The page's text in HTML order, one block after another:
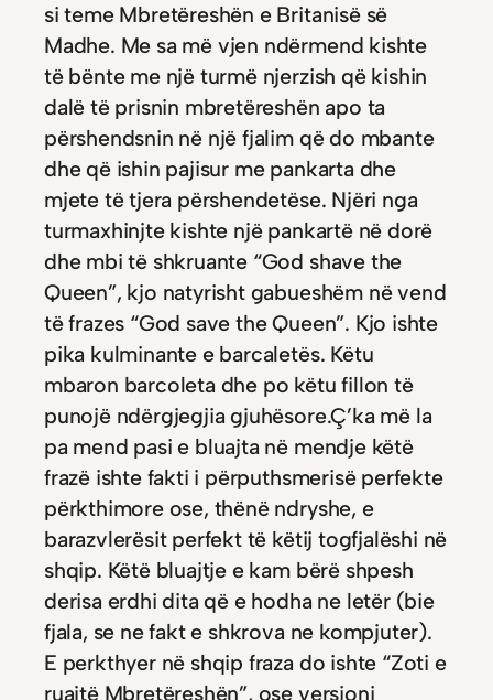
si teme Mbretëreshën e Britanisë së
Madhe. Me sa më vjen ndërmend kishte
të bënte me një turmë njerzish që kishin
dalë të prisnin mbretëreshën apo ta
përshendsnin në një fjalim që do mbante
dhe që ishin pajisur me pankarta dhe
mjete të tjera përshendetëse. Njëri nga
turmaxhinjte kishte një pankartë në dorë
dhe mbi të shkruante “God shave the
Queen”, kjo natyrisht gabueshëm në vend
të frazes “God save the Queen”. Kjo ishte
pika kulminante e barcaletës. Këtu
mbaron barcoleta dhe po këtu fillon të
punojë ndërgjegjia gjuhësore.Ç’ka më la
pa mend pasi e bluajta në mendje këtë
frazë ishte fakti i përputhsmerisë perfekte
përkthimore ose, thënë ndryshe, e
barazvlerësit perfekt të këtij togfjalëshi në
shqip. Këtë bluajtje e kam bërë shpesh
derisa erdhi dita që e hodha ne letër (bie
fjala, se ne fakt e shkrova ne kompjuter).
E perkthyer në shqip fraza do ishte “Zoti e
ruajtë Mbretëreshën”, ose versioni